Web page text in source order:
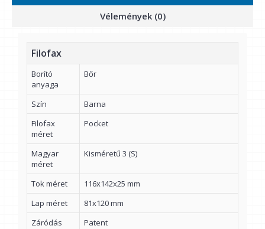
Vélemények (0)
Filofax
Borító
anyaga
Bőr
Szín
Barna
Filofax
méret
Pocket
Magyar
méret
Kisméretű 3 (S)
Tok méret
116x142x25 mm
Lap méret
81x120 mm
Záródás
Patent